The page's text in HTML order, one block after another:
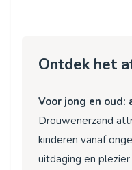
Ontdek het
Voor jong en
Drouwenerzand
kinderen vanaf
uitdaging en